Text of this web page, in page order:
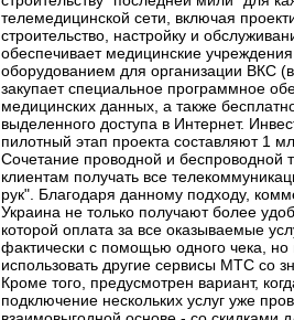
телемедицинской сети, включая
строительство, настройку и
обеспечивает медицинские
оборудованием для организации ВКС
закупает специальное программное
медицинских данных, а также
выделенного доступа в Интернет.
пилотный этап проекта составляют 1
Сочетание проводной и беспроводной
клиентам получать все
рук". Благодаря данному подходу,
Украина не только получают более
которой оплата за все оказываемые
фактически с помощью одного чека, но
использовать другие сервисы МТС со
Кроме того, предусмотрен вариант,
подключение нескольких услуг уже